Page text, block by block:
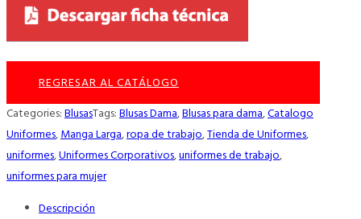
REGRESAR AL CATÁLOGO
Categories:BlusasTags:Blusas Dama,Blusas para dama,Catalogo
Uniformes,Manga Larga,ropa de trabajo,Tienda de Uniformes,
uniformes,Uniformes Corporativos,uniformes de trabajo,
uniformes para mujer
Descripción